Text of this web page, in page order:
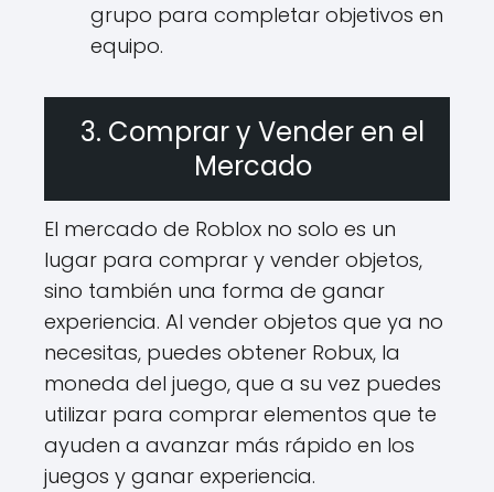
grupo para completar objetivos en
equipo.
3. Comprar y Vender en el
Mercado
El mercado de Roblox no solo es un
lugar para comprar y vender objetos,
sino también una forma de ganar
experiencia. Al vender objetos que ya no
necesitas, puedes obtener Robux, la
moneda del juego, que a su vez puedes
utilizar para comprar elementos que te
ayuden a avanzar más rápido en los
juegos y ganar experiencia.